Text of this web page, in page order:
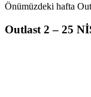
Önümüzdeki hafta
Outlast 2 – 25